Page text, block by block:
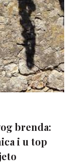
brenda:
i u top